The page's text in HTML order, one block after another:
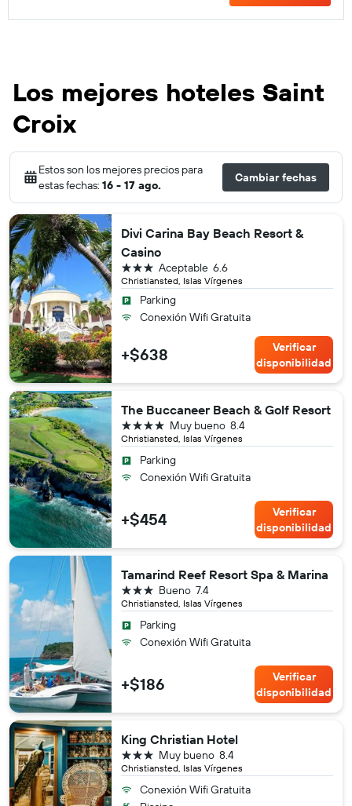
Los mejores hoteles Saint
Croix
Estos son los mejores precios para
estas fechas: 16 - 17 ago.
Cambiar fechas
Divi Carina Bay Beach Resort &
Casino
Christiansted, Islas Vírgenes
6.6
Aceptable
3 estrellas
Parking
Conexión Wifi Gratuita
+$638
Verificar
disponibilidad
The Buccaneer Beach & Golf Resort
Christiansted, Islas Vírgenes
8.4
Muy bueno
4 estrellas
Parking
Conexión Wifi Gratuita
+$454
Verificar
disponibilidad
Tamarind Reef Resort Spa & Marina
Christiansted, Islas Vírgenes
7.4
Bueno
3 estrellas
Parking
Conexión Wifi Gratuita
+$186
Verificar
disponibilidad
King Christian Hotel
Christiansted, Islas Vírgenes
8.4
Muy bueno
3 estrellas
Conexión Wifi Gratuita